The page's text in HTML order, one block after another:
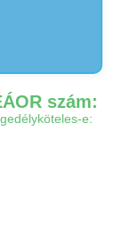
szám:
e: